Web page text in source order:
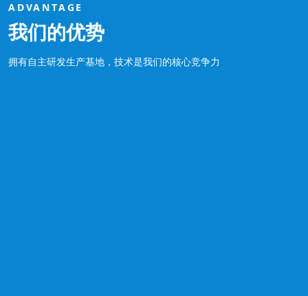
ADVANTAGE
我们的优势
拥有自主研发生产基地，技术是我们的核心竞争力